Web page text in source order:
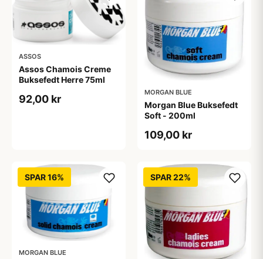
ASSOS
Assos Chamois Creme
Buksefedt Herre 75ml
92,00 kr
MORGAN BLUE
Morgan Blue Buksefedt
Soft - 200ml
109,00 kr
SPAR 16%
MORGAN BLUE
SPAR 22%